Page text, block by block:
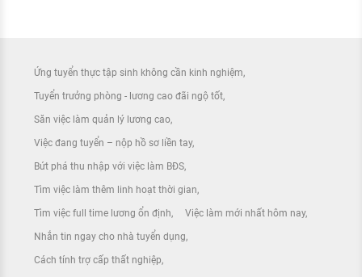
Ứng tuyển thực tập sinh không cần kinh nghiệm
Tuyển trưởng phòng - lương cao đãi ngộ tốt
Săn việc làm quản lý lương cao
Việc đang tuyển – nộp hồ sơ liền tay
Bứt phá thu nhập với việc làm BĐS
Tìm việc làm thêm linh hoạt thời gian
Tìm việc full time lương ổn định Việc làm mới nhất hôm nay
Nhắn tin ngay cho nhà tuyển dụng
Cách tính trợ cấp thất nghiệp